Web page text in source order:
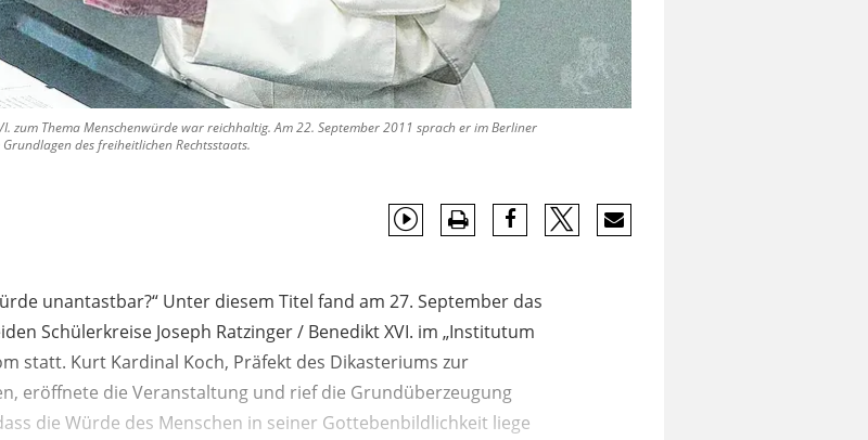
zum Thema Menschenwürde war reichhaltig. Am 22. September 2011 sprach er im Berliner
des freiheitlichen Rechtsstaats.
unantastbar?“ Unter diesem Titel fand am 27. September das
Schülerkreise Joseph Ratzinger / Benedikt XVI. im „Institutum
statt. Kurt Kardinal Koch, Präfekt des Dikasteriums zur
eröffnete die Veranstaltung und rief die Grundüberzeugung
die Würde des Menschen in seiner Gottebenbildlichkeit liege